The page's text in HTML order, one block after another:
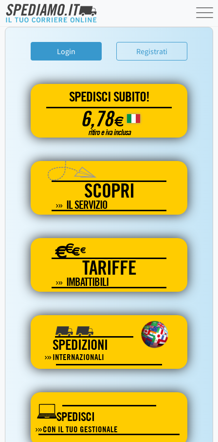
Login Registrati
SPEDISCI SUBITO!
6,78€
ritiro e iva inclusa
SCOPRI
IL SERVIZIO
€€€€
TARIFFE
IMBATTIBILI
SPEDIZIONI
INTERNAZIONALI
SPEDISCI
CON IL TUO GESTIONALE